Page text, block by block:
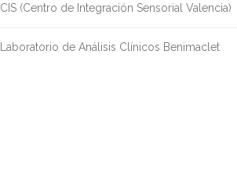
CIS (Centro de Integración Sensorial Valencia)
Laboratorio de Análisis Clínicos Benimaclet